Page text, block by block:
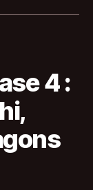
4 :